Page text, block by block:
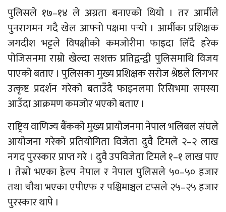
पुलिसले १७–१४ ले अग्रता बनाएको थियो । तर आर्मीले
पुनरागमन गदै खेल आफ्नो पक्षमा पर्‍यो । आर्मीका प्रशिक्षक
जगदीश भट्टले विपक्षीको कमजोरीमा फाइदा लिँदै हरेक
पोजिसनमा राम्रो खेल्दा सशक्त प्रतिद्वन्द्वी पुलिसमाथि विजय
पाएको बताए । पुलिसका मुख्य प्रशिक्षक सरोज श्रेष्ठले लिगभर
उत्कृष्ट प्रदर्शन गरेको बताउँदै फाइनलमा रिसिभमा समस्या
आउँदा आक्रमण कमजोर भएको बताए ।
राष्ट्रिय वाणिज्य बैंकको मुख्य प्रायोजनमा नेपाल भलिबल संघले
आयोजना गरेको प्रतियोगिता विजेता दुवै टिमले २–२ लाख
नगद पुरस्कार प्राप्त गरे । दुवै उपविजेता टिमले १–१ लाख पाए
। तेस्रो भएका हेल्प नेपाल र नेपाल पुलिसले ५०–५० हजार
तथा चौथा भएका एपीएफ र पश्चिमाञ्चल टप्सले २५–२५ हजार
पुरस्कार थापे ।